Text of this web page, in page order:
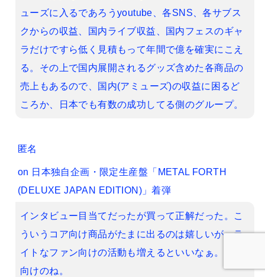
ューズに入るであろうyoutube、各SNS、各サブス
クからの収益、国内ライブ収益、国内フェスのギャ
ラだけですら低く見積もって年間で億を確実にこえ
る。その上で国内展開されるグッズ含めた各商品の
売上もあるので、国内(アミューズ)の収益に困るど
ころか、日本でも有数の成功してる側のグループ。
匿名
on 日本独自企画・限定生産盤「METAL FORTH
(DELUXE JAPAN EDITION)」着弾
インタビュー目当てだったが買って正解だった。こ
ういうコア向け商品がたまに出るのは嬉しいが、ラ
イトなファン向けの活動も増えるといいなぁ。日本
向けのね。